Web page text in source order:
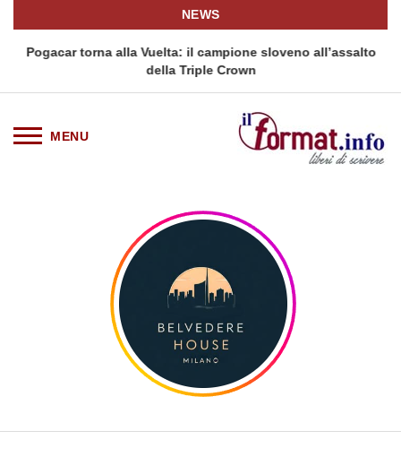
NEWS
Pogacar torna alla Vuelta: il campione sloveno all’assalto
della Triple Crown